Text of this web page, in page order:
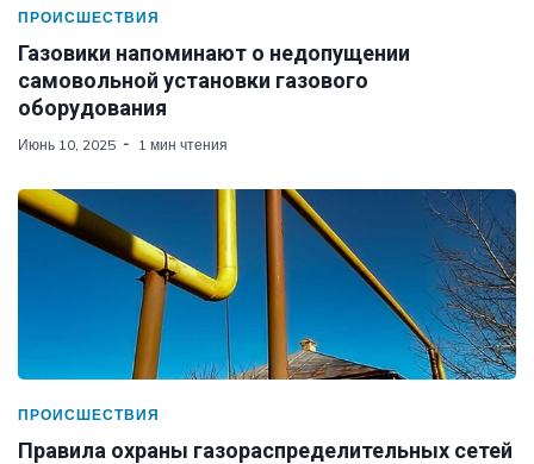
ПРОИСШЕСТВИЯ
Газовики напоминают о недопущении
самовольной установки газового
оборудования
Июнь 10, 2025 1 мин чтения
ПРОИСШЕСТВИЯ
Правила охраны газораспределительных сетей